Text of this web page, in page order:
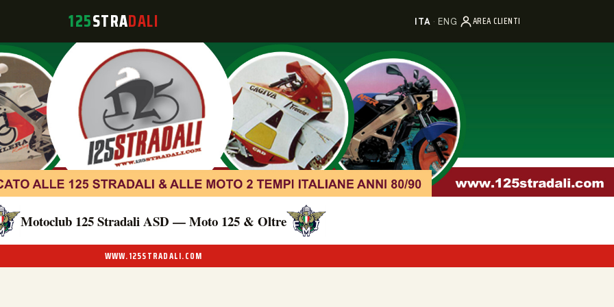
125STRADALI ITA · ENG AREA CLIENTI
Motoclub 125 Stradali ASD — Moto 125 & Oltre
WWW.125STRADALI.COM